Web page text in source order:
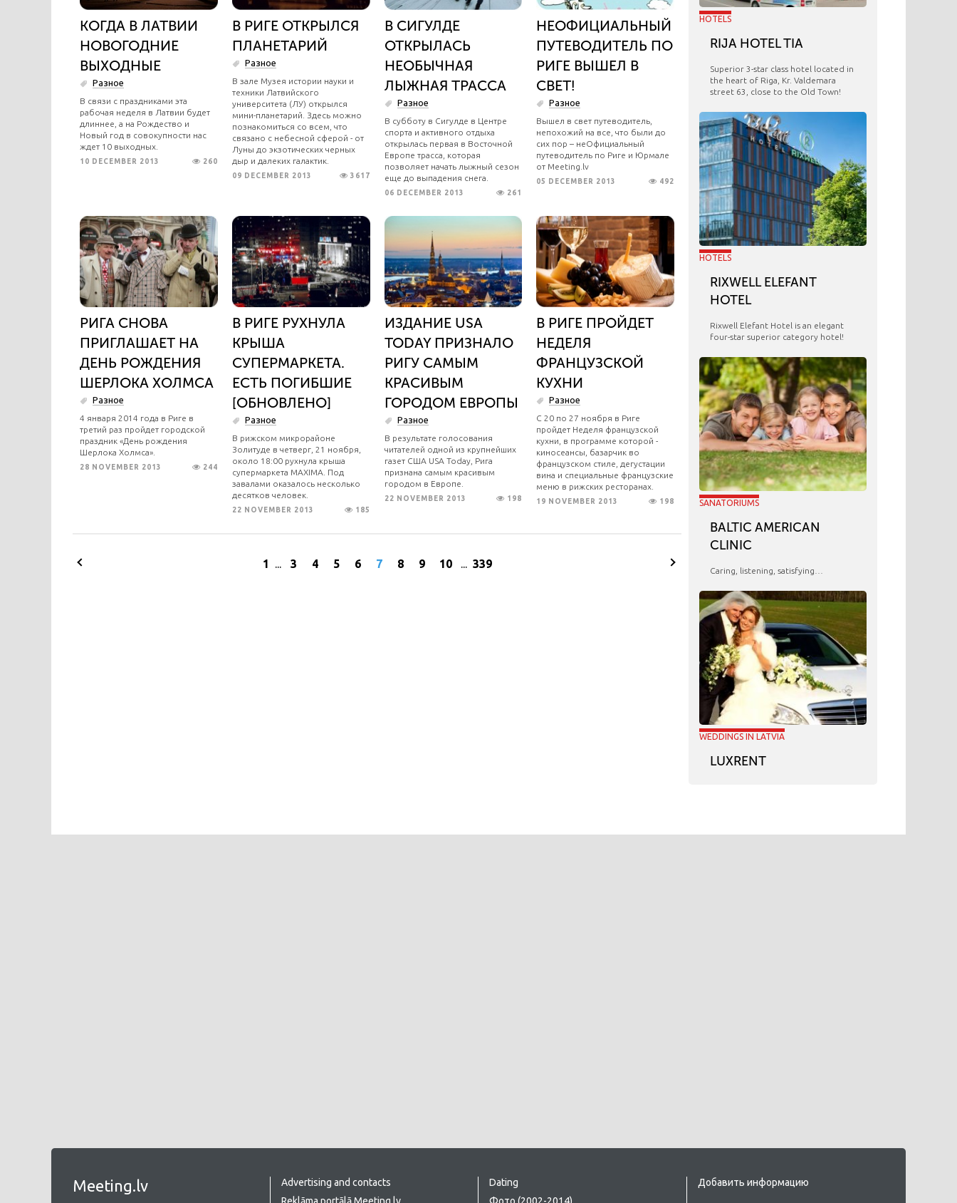
КОГДА В ЛАТВИИ
НОВОГОДНИЕ
ВЫХОДНЫЕ
Разное
В связи с праздниками эта
рабочая неделя в Латвии будет
длиннее, а на Рождество и
Новый год в совокупности нас
ждет 10 выходных.
10 DECEMBER 2013 260
В РИГЕ ОТКРЫЛСЯ
ПЛАНЕТАРИЙ
Разное
В зале Музея истории науки и
техники Латвийского
университета (ЛУ) открылся
мини-планетарий. Здесь можно
познакомиться со всем, что
связано с небесной сферой - от
Луны до экзотических черных
дыр и далеких галактик.
09 DECEMBER 2013 3617
В СИГУЛДЕ
ОТКРЫЛАСЬ
НЕОБЫЧНАЯ
ЛЫЖНАЯ ТРАССА
Разное
В субботу в Сигулде в Центре
спорта и активного отдыха
открылась первая в Восточной
Европе трасса, которая
позволяет начать лыжный сезон
еще до выпадения снега.
06 DECEMBER 2013 261
НЕОФИЦИАЛЬНЫЙ
ПУТЕВОДИТЕЛЬ ПО
РИГЕ ВЫШЕЛ В
СВЕТ!
Разное
Вышел в свет путеводитель,
непохожий на все, что были до
сих пор – неОфициальный
путеводитель по Риге и Юрмале
от Meeting.lv
05 DECEMBER 2013 492
РИГА СНОВА
ПРИГЛАШАЕТ НА
ДЕНЬ РОЖДЕНИЯ
ШЕРЛОКА ХОЛМСА
Разное
4 января 2014 года в Риге в
третий раз пройдет городской
праздник «День рождения
Шерлока Холмса».
28 NOVEMBER 2013 244
В РИГЕ РУХНУЛА
КРЫША
СУПЕРМАРКЕТА.
ЕСТЬ ПОГИБШИЕ
[ОБНОВЛЕНО]
Разное
В рижском микрорайоне
Золитуде в четверг, 21 ноября,
около 18:00 рухнула крыша
супермаркета MAXIMA. Под
завалами оказалось несколько
десятков человек.
22 NOVEMBER 2013 185
ИЗДАНИЕ USA
TODAY ПРИЗНАЛО
РИГУ САМЫМ
КРАСИВЫМ
ГОРОДОМ ЕВРОПЫ
Разное
В результате голосования
читателей одной из крупнейших
газет США USA Today, Рига
признана самым красивым
городом в Европе.
22 NOVEMBER 2013 198
В РИГЕ ПРОЙДЕТ
НЕДЕЛЯ
ФРАНЦУЗСКОЙ
КУХНИ
Разное
С 20 по 27 ноября в Риге
пройдет Неделя французской
кухни, в программе которой -
киносеансы, базарчик во
французском стиле, дегустации
вина и специальные французские
меню в рижских ресторанах.
19 NOVEMBER 2013 198
1 ... 3 4 5 6 7 8 9 10 ... 339
HOTELS
RIJA HOTEL TIA
Superior 3-star class hotel located in
the heart of Riga, Kr. Valdemara
street 63, close to the Old Town!
HOTELS
RIXWELL ELEFANT
HOTEL
Rixwell Elefant Hotel is an elegant
four-star superior category hotel!
SANATORIUMS
BALTIC AMERICAN
CLINIC
Caring, listening, satisfying…
WEDDINGS IN LATVIA
LUXRENT
Meeting.lv
Advertising and contacts
Dating
Добавить информацию